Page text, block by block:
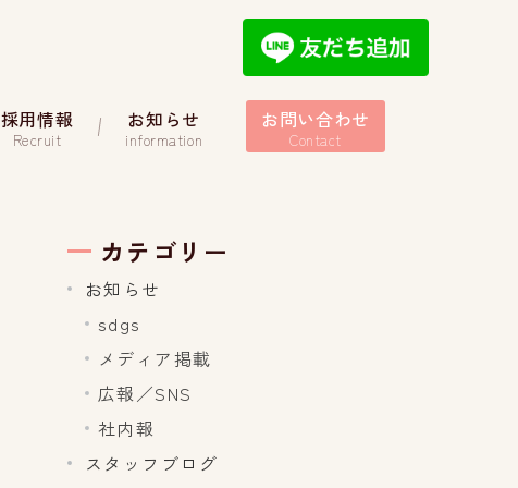
採用情報
Recruit
お知らせ
information
お問い合わせ
Contact
カテゴリー
お知らせ
sdgs
メディア掲載
広報／SNS
社内報
スタッフブログ